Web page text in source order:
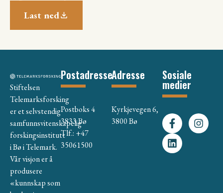
Last ned
Stiftelsen
Telemarksforsking
er et selvstendig
samfunnsvitenskapelig
forskingsinstitutt
i Bø i Telemark.
Vår visjon er å
produsere
«kunnskap som
Postadresse
Postboks 4
3833 Bø
Tlf.: +47
35061500
Adresse
Kyrkjevegen 6,
3800 Bø
Sosiale
medier